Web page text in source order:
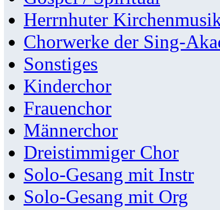
Herrnhuter
Chorwerke der Sing-
Sonstiges
Kinderchor
Frauenchor
Männerchor
Dreistimmiger Chor
Solo-Gesang mit Instr
Solo-Gesang mit Org